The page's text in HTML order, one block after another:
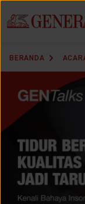
BERANDA
GANTI BAHASA
HUBUNGI
KANTOR
TEMUKAN